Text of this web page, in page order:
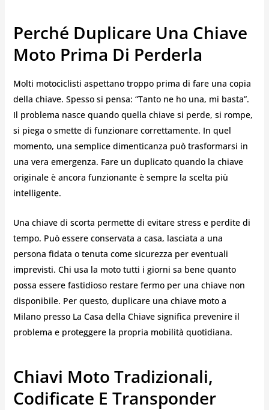
Perché Duplicare Una Chiave
Moto Prima Di Perderla
Molti motociclisti aspettano troppo prima di fare una copia
della chiave. Spesso si pensa: “Tanto ne ho una, mi basta”.
Il problema nasce quando quella chiave si perde, si rompe,
si piega o smette di funzionare correttamente. In quel
momento, una semplice dimenticanza può trasformarsi in
una vera emergenza. Fare un duplicato quando la chiave
originale è ancora funzionante è sempre la scelta più
intelligente.
Una chiave di scorta permette di evitare stress e perdite di
tempo. Può essere conservata a casa, lasciata a una
persona fidata o tenuta come sicurezza per eventuali
imprevisti. Chi usa la moto tutti i giorni sa bene quanto
possa essere fastidioso restare fermo per una chiave non
disponibile. Per questo, duplicare una chiave moto a
Milano presso La Casa della Chiave significa prevenire il
problema e proteggere la propria mobilità quotidiana.
Chiavi Moto Tradizionali,
Codificate E Transponder